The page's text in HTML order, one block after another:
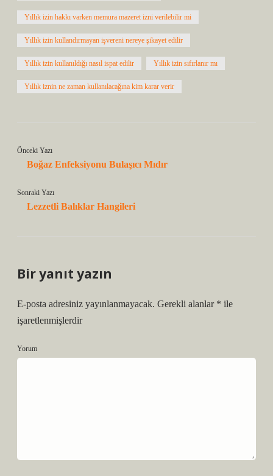
Yıllık izin hakkı varken memura mazeret izni verilebilir mi
Yıllık izin kullandırmayan işvereni nereye şikayet edilir
Yıllık izin kullanıldığı nasıl ispat edilir Yıllık izin sıfırlanır mı
Yıllık iznin ne zaman kullanılacağına kim karar verir
Önceki Yazı
Boğaz Enfeksiyonu Bulaşıcı Mıdır
Sonraki Yazı
Lezzetli Balıklar Hangileri
Bir yanıt yazın
E-posta adresiniz yayınlanmayacak. Gerekli alanlar * ile
işaretlenmişlerdir
Yorum